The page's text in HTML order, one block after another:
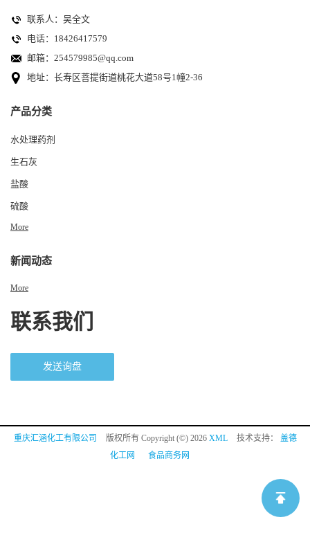
联系人：吴全文
电话：18426417579
邮箱： 254579985@qq.com
地址：长寿区菩提街道桃花大道58号1幢2-36
产品分类
水处理药剂
生石灰
盐酸
硫酸
More
新闻动态
More
联系我们
发送询盘
重庆汇涵化工有限公司 版权所有 Copyright (©) 2026 XML 技术支持： 盖德
化工网
食品商务网